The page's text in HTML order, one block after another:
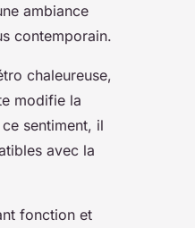
ambiance
contemporain.
chaleureuse,
modifie la
sentiment, il
avec la
fonction et